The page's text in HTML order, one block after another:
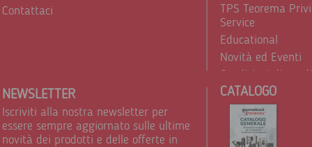
Contattaci
TPS Teorema
Service
Educational
Novità ed Eventi
Condizioni di
Trattamento dei
NEWSLETTER
Iscriviti alla nostra newsletter per
essere sempre aggiornato sulle ultime
novità dei prodotti e delle offerte in
CATALOGO